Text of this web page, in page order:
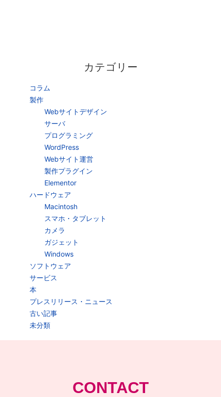
カテゴリー
コラム
製作
Webサイトデザイン
サーバ
プログラミング
WordPress
Webサイト運営
製作プラグイン
Elementor
ハードウェア
Macintosh
スマホ・タブレット
カメラ
ガジェット
Windows
ソフトウェア
サービス
本
プレスリリース・ニュース
古い記事
未分類
CONTACT